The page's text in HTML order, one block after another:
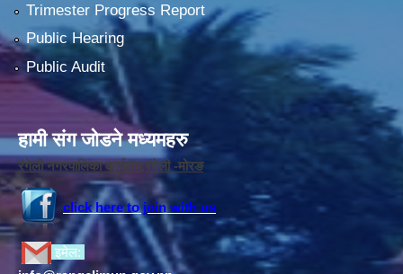
Trimester Progress Report
Public Hearing
Public Audit
हामी संग जोडने मध्यमहरु
रंगेली नगरपालिका कार्यलय,रंगेली -मोरङ
click here to join with us
इमेल: